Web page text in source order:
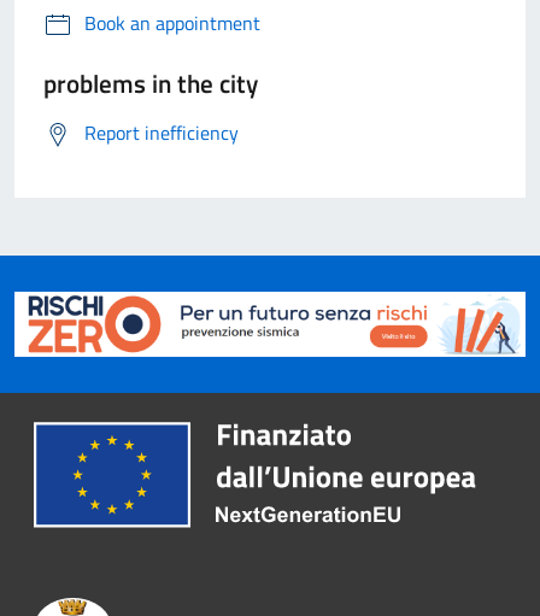
Book an appointment
problems in the city
Report inefficiency